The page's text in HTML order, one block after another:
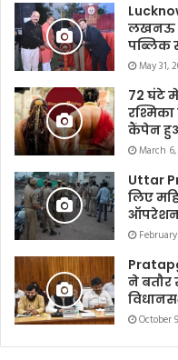
लखनऊ
पब्लिक
May 31,
72 घंटे
कैंपेन
March
Uttar
लिए
ने
October